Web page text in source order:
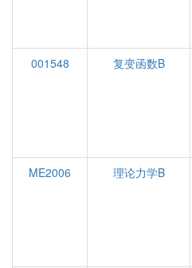
001548
复变函数B
ME2006
理论力学B